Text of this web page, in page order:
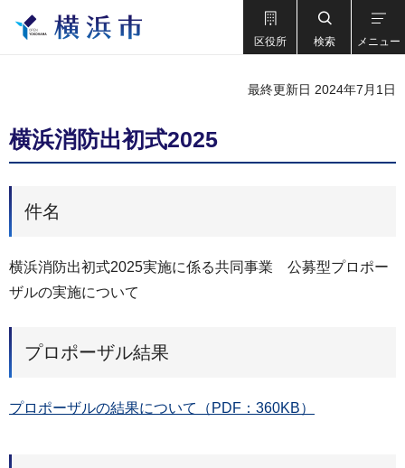
区役所 検索 メニュー
最終更新日 2024年7月1日
横浜消防出初式2025
件名
横浜消防出初式2025実施に係る共同事業 公募型プロポー
ザルの実施について
プロポーザル結果
プロポーザルの結果について（PDF：360KB）